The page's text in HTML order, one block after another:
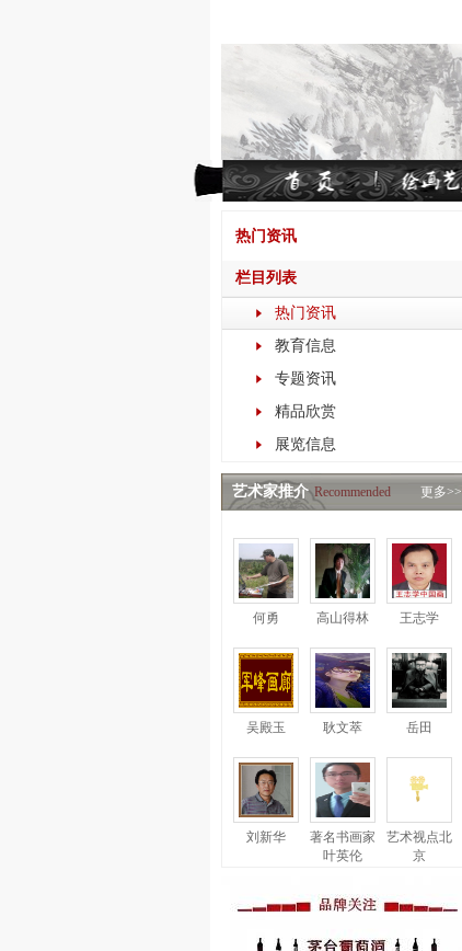
热门资讯
栏目列表
热门资讯
教育信息
专题资讯
精品欣赏
展览信息
艺术家推介 Recommended 更多>>
何勇 高山得林 王志学
吴殿玉 耿文萃 岳田
刘新华
著名书画家
叶英伦
艺术视点北
京